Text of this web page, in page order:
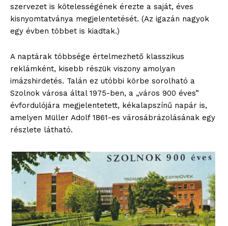
szervezet is kötelességének érezte a saját, éves
kisnyomtatványa megjelentetését. (Az igazán nagyok
egy évben többet is kiadtak.)
A naptárak többsége értelmezhető klasszikus
reklámként, kisebb részük viszony amolyan
imázshirdetés. Talán ez utóbbi körbe sorolható a
Szolnok városa által 1975-ben, a „város 900 éves”
évfordulójára megjelentetett, kékalapszínű napár is,
amelyen Müller Adolf 1861-es városábrázolásának egy
részlete látható.